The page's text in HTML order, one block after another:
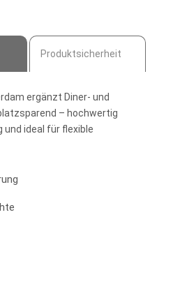
Produktsicherheit
ergänzt Diner- und
– hochwertig
ideal für flexible